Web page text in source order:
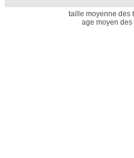
taille moyenne des
age moyen